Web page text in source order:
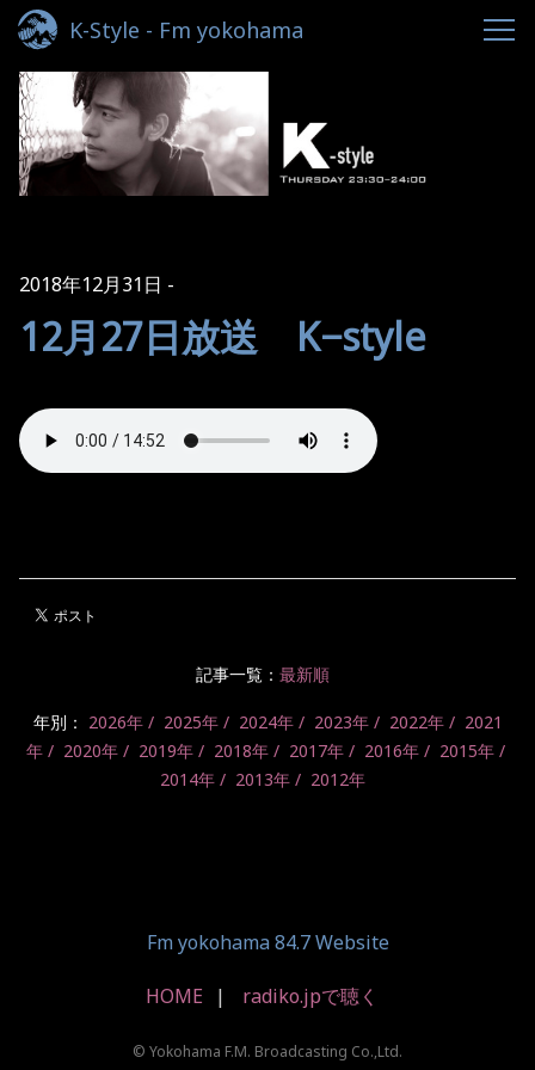
K-Style - Fm yokohama
2018年12月31日
12月27日放送 K−style
記事一覧： 最新順
年別： 2026年 2025年 2024年 2023年 2022年
2021
年
2020年 2019年 2018年 2017年 2016年
2015年
2014年
2013年 2012年
Fm yokohama 84.7 Website
HOME radiko.jpで聴く
© Yokohama F.M. Broadcasting Co.,Ltd.